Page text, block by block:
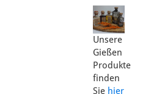
Unsere
Gießen
Produkte
finden
Sie hier